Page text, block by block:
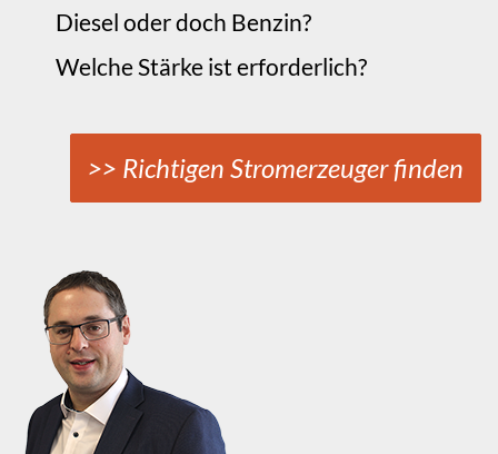
Diesel oder doch Benzin?
Welche Stärke ist erforderlich?
>> Richtigen Stromerzeuger finden